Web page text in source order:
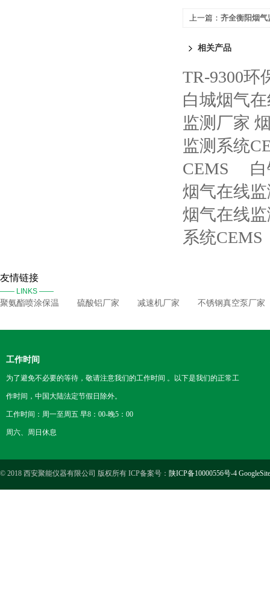
上一篇： 齐全衡阳烟
相关产品
TR-9300环
白城烟气
监测厂家
监测系统
CEMS
烟气在线
烟气在线
系统CEMS
友情链接
—— LINKS ——
聚氨酯喷涂保温 硫酸铝厂家 减速机厂家 不锈钢真空泵厂家
工作时间
为了避免不必要的等待，敬请注意我们的工作时间 。以下是我们的正常工
作时间，中国大陆法定节假日除外。
工作时间：周一至周五 早8：00-晚5：00
周六、周日休息
© 2018 西安聚能仪器有限公司 版权所有 ICP备案号： 陕ICP备10000556号-4